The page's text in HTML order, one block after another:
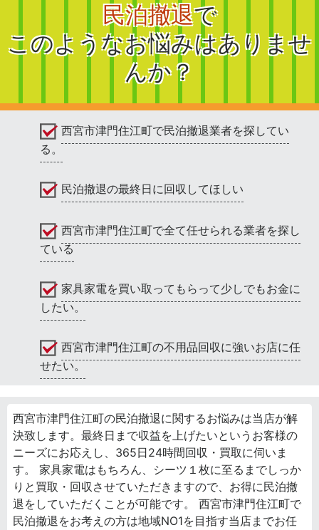
民泊撤退で
このようなお悩みはありませ
んか？
西宮市津門住江町で民泊撤退業者を探してい
る。
民泊撤退の最終日に回収してほしい
西宮市津門住江町で全て任せられる業者を探し
ている
家具家電を買い取ってもらって少しでもお金に
したい。
西宮市津門住江町の不用品回収に強いお店に任
せたい。
西宮市津門住江町の民泊撤退に関するお悩みは当店が解
決致します。最終日まで収益を上げたいというお客様の
ニーズにお応えし、365日24時間回収・買取に伺いま
す。 家具家電はもちろん、シーツ１枚に至るまでしっか
りと買取・回収させていただきますので、お得に民泊撤
退をしていただくことが可能です。 西宮市津門住江町で
民泊撤退をお考えの方は地域NO1を目指す当店までお任